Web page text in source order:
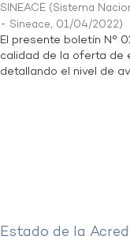
SINEACE (Sistema
- Sineace, 01/04/2022)
El presente boletín N°
calidad de la oferta de
detallando el nivel de
Estado de la